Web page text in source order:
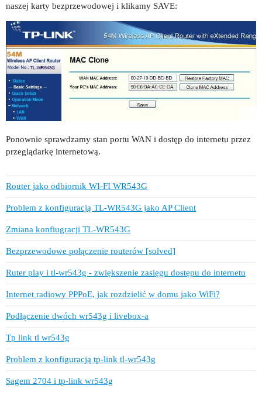
naszej karty bezprzewodowej i klikamy SAVE:
Ponownie sprawdzamy stan portu WAN i dostęp do internetu przez
przeglądarkę internetową.
Router jako odbiornik WI-FI WR543G
Problem z konfiguracją TL-WR543G jako AP Client
Zmiana konfiugracji TL-WR543G
Bezprzewodowe połączenie routerów [solved]
Ruter play i tl-wr543g - zwiększenie zasięgu dostępu do internetu
Internet radiowy PPPoE, jak rozdzielić w domu jako WiFi?
Podłączenie dwóch wr543g i livebox-a
Tp link tl wr543g
Problem z konfiguracją tp-link tl-wr543g
Sagem 2704 i tp-link wr543g